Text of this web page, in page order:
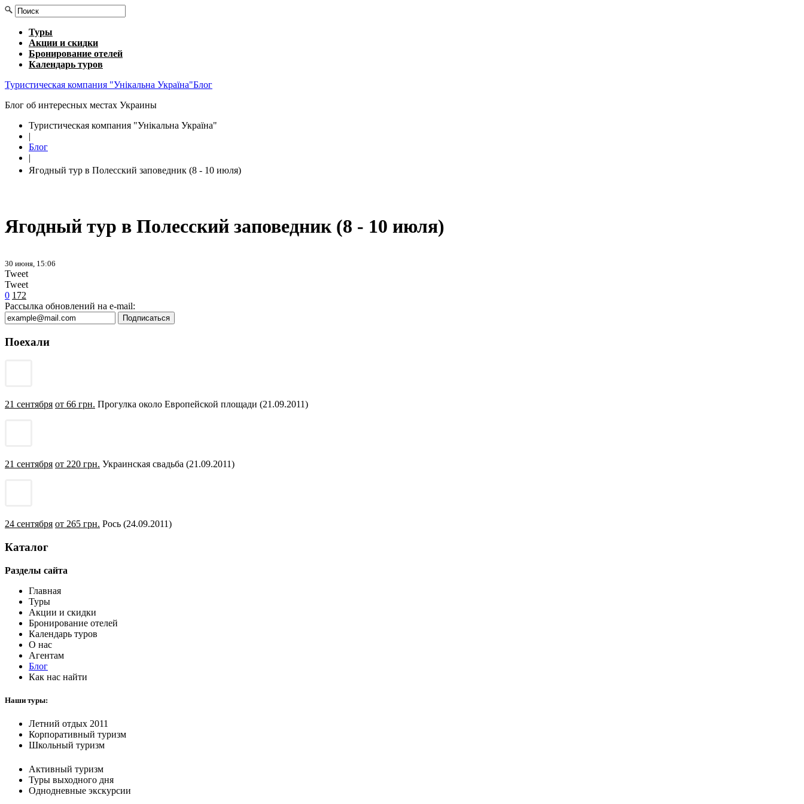
Туры
Акции и скидки
Бронирование отелей
Календарь туров
Туристическая компания "Унікальна Україна"Блог
Блог об интересных местах Украины
Туристическая компания "Унікальна Україна"
|
Блог
|
Ягодный тур в Полесский заповедник (8 - 10 июля)
Ягодный тур в Полесский заповедник (8 - 10 июля)
30 июня, 15:06
Tweet
Tweet
0 172
Рассылка обновлений на e-mail:
Поехали
21 сентября от 66 грн. Прогулка около Европейской площади (21.09.2011)
21 сентября от 220 грн. Украинская свадьба (21.09.2011)
24 сентября от 265 грн. Рось (24.09.2011)
Каталог
Разделы сайта
Главная
Туры
Акции и скидки
Бронирование отелей
Календарь туров
О нас
Агентам
Блог
Как нас найти
Наши туры:
Летний отдых 2011
Корпоративный туризм
Школьный туризм
Активный туризм
Туры выходного дня
Однодневные экскурсии